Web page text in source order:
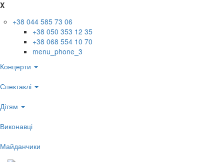
X
+38 044 585 73 06
+38 050 353 12 35
+38 068 554 10 70
menu_phone_3
Концерти
Спектаклі
Дітям
Виконавці
Майданчики